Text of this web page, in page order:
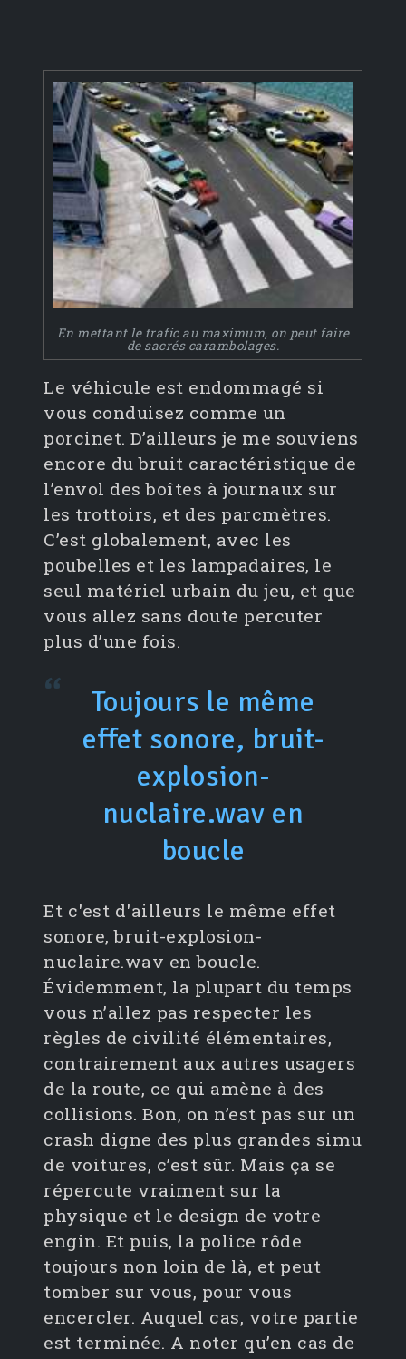
En mettant le trafic au maximum, on peut faire
de sacrés carambolages.
Le véhicule est endommagé si
vous conduisez comme un
porcinet. D’ailleurs je me souviens
encore du bruit caractéristique de
l’envol des boîtes à journaux sur
les trottoirs, et des parcmètres.
C’est globalement, avec les
poubelles et les lampadaires, le
seul matériel urbain du jeu, et que
vous allez sans doute percuter
plus d’une fois.
Toujours le même
effet sonore, bruit-
explosion-
nuclaire.wav en
boucle
Et c'est d'ailleurs le même effet
sonore, bruit-explosion-
nuclaire.wav en boucle.
Évidemment, la plupart du temps
vous n’allez pas respecter les
règles de civilité élémentaires,
contrairement aux autres usagers
de la route, ce qui amène à des
collisions. Bon, on n’est pas sur un
crash digne des plus grandes simu
de voitures, c’est sûr. Mais ça se
répercute vraiment sur la
physique et le design de votre
engin. Et puis, la police rôde
toujours non loin de là, et peut
tomber sur vous, pour vous
encercler. Auquel cas, votre partie
est terminée. A noter qu’en cas de